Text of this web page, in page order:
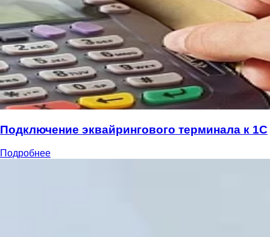
Подключение эквайрингового терминала к 1С
Подробнее